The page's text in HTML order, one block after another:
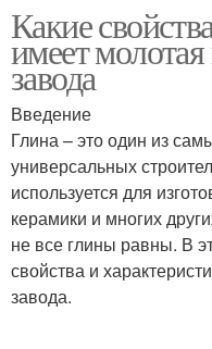
Какие
имеет
завода
Введение
Глина – это один из
универсальных
используется для
керамики и многих
не все глины равны. В
свойства и
завода.